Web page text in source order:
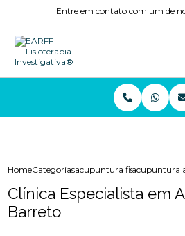
Entre em contato com um de
HomeCategoriasacupuntura fisioterapia
acupuntura
Clínica Especialista em
Barreto